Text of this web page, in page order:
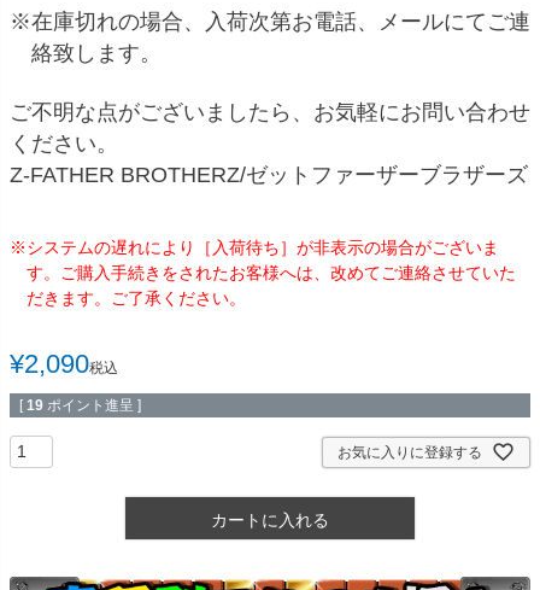
※在庫切れの場合、入荷次第お電話、メールにてご連
絡致します。
ご不明な点がございましたら、お気軽にお問い合わせ
ください。
Z-FATHER BROTHERZ/ゼットファーザーブラザーズ
※システムの遅れにより［入荷待ち］が非表示の場合がございま
す。ご購入手続きをされたお客様へは、改めてご連絡させていた
だきます。ご了承ください。
¥2,090税込
[ 19 ポイント進呈 ]
お気に入りに登録する
カートに入れる